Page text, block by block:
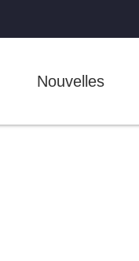
Nouvelles